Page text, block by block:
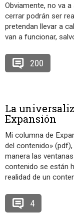
Obviamente, no va
cerrar podrán ser
pretendan llevar a
van a funcionar,
200
La
Expansión
Mi columna de
del contenido»
manera las
contenido se están
realidad de un
4